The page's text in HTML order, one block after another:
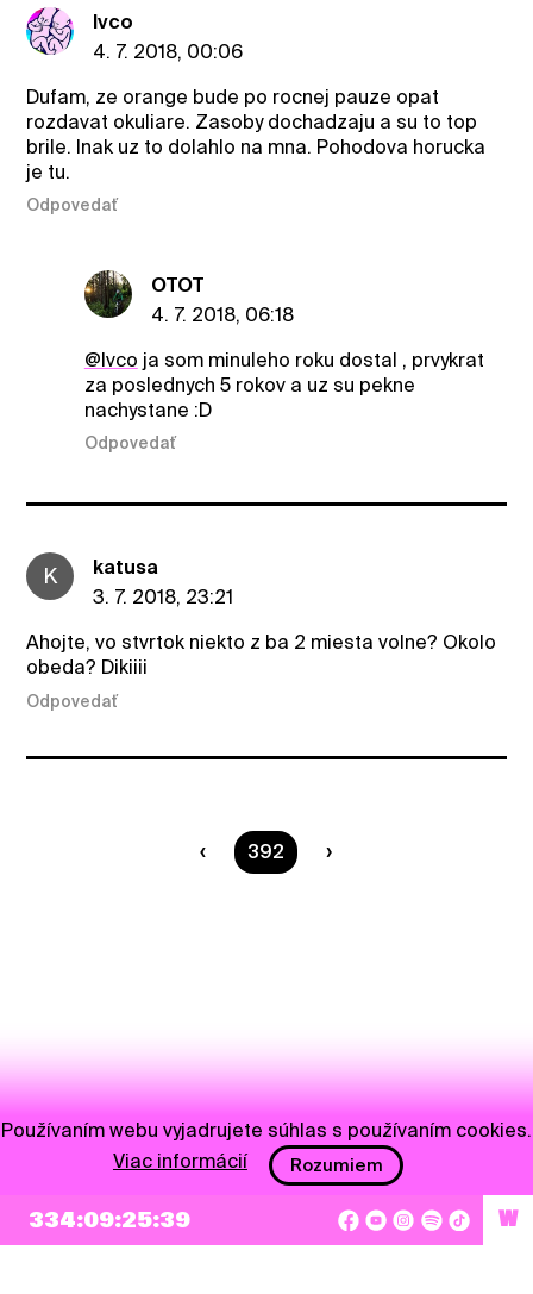
Ivco
4. 7. 2018, 00:06
Dufam, ze orange bude po rocnej pauze opat
rozdavat okuliare. Zasoby dochadzaju a su to top
brile. Inak uz to dolahlo na mna. Pohodova horucka
je tu.
Odpovedať
OTOT
4. 7. 2018, 06:18
@Ivco ja som minuleho roku dostal , prvykrat
za poslednych 5 rokov a uz su pekne
nachystane :D
Odpovedať
K
katusa
3. 7. 2018, 23:21
Ahojte, vo stvrtok niekto z ba 2 miesta volne? Okolo
obeda? Dikiiii
Odpovedať
Ste na strane
392
NEWSLETTER
334:09:25:39 W
Používaním webu vyjadrujete súhlas s používaním cookies.
Viac informácií
Rozumiem